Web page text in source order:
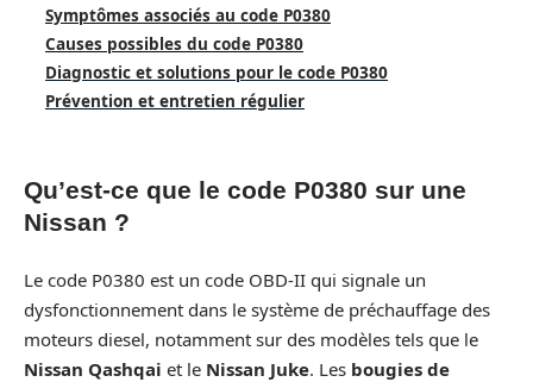
Symptômes associés au code P0380
Causes possibles du code P0380
Diagnostic et solutions pour le code P0380
Prévention et entretien régulier
Qu’est-ce que le code P0380 sur une
Nissan ?
Le code P0380 est un code OBD-II qui signale un
dysfonctionnement dans le système de préchauffage des
moteurs diesel, notamment sur des modèles tels que le
Nissan Qashqai et le Nissan Juke. Les bougies de